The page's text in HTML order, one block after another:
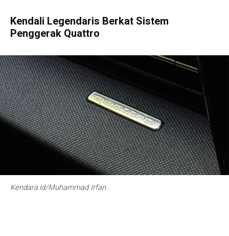
Kendali Legendaris Berkat Sistem
Penggerak Quattro
Kendara.id/Muhammad Irfan.